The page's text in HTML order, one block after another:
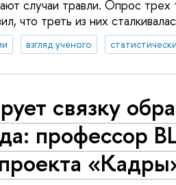
случаи травли. Опрос
что треть из них
взгляд ученого
связку
профессор